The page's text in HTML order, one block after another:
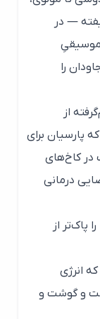
— در
را
از
برای
از
گوشت و